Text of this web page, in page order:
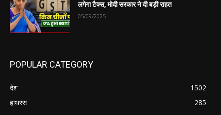
लगेगा टैक्स, मोदी सरकार ने दी बड़ी राहत
05/09/2025
POPULAR CATEGORY
देश
1502
हाथरस
285